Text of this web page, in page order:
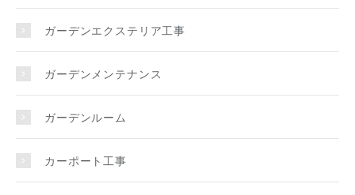
ガーデンエクステリア工事
ガーデンメンテナンス
ガーデンルーム
カーポート工事